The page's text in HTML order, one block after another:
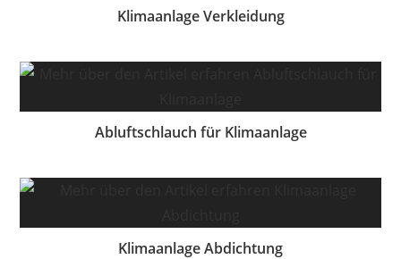
Klimaanlage Verkleidung
Abluftschlauch für Klimaanlage
Klimaanlage Abdichtung